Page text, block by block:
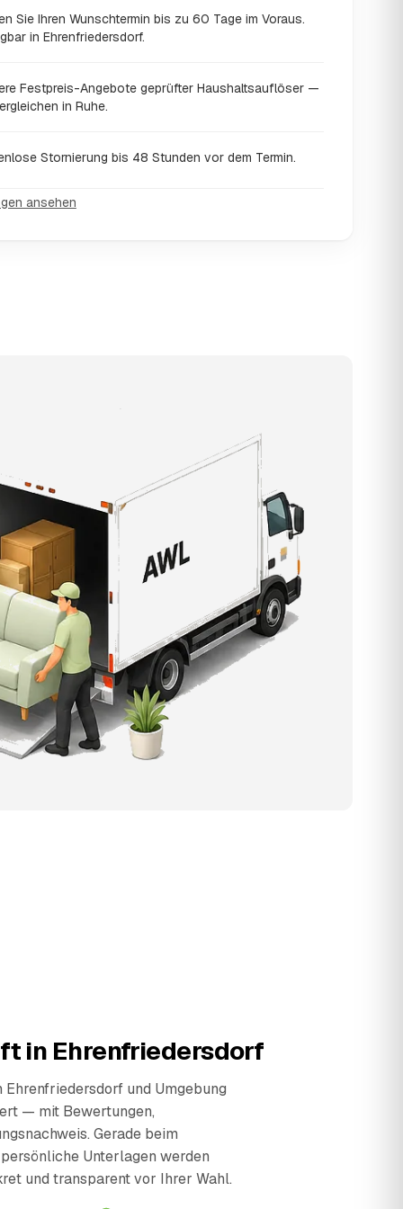
Sie Ihren Wunschtermin bis zu 60 Tage im Voraus.
in Ehrenfriedersdorf.
Festpreis-Angebote geprüfter Haushaltsauflöser —
in Ruhe.
Stornierung bis 48 Stunden vor dem Termin.
ansehen
in Ehrenfriedersdorf
und Umgebung
— mit Bewertungen,
Gerade beim
Unterlagen werden
und transparent vor Ihrer Wahl.